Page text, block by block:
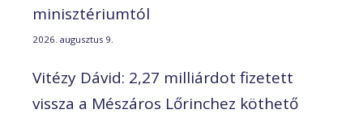
minisztériumtól
2026. augusztus 9.
Vitézy Dávid: 2,27 milliárdot fizetett
vissza a Mészáros Lőrinchez köthető